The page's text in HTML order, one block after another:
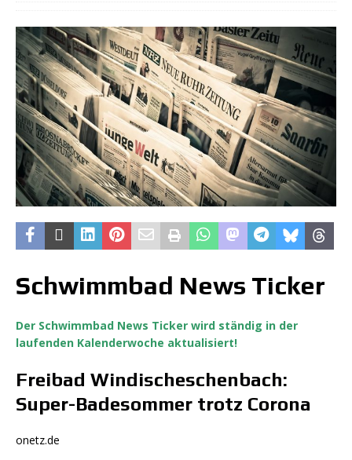
Schwimmbad News Ticker
Der Schwimmbad News Ticker wird ständig in der
laufenden Kalenderwoche aktualisiert!
Freibad Windischeschenbach:
Super-Badesommer trotz Corona
onetz.de